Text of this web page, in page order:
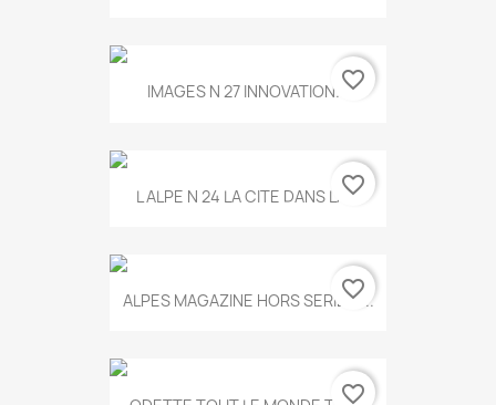
IMAGES N 27 INNOVATION...favorite_border
L ALPE N 24 LA CITE DANS LA...
favorite_border
ALPES MAGAZINE HORS SERIE N...
favorite_border
favorite_border